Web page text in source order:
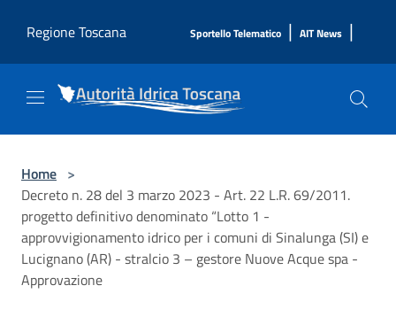
Regione Toscana
Sportello Telematico | AIT News |
Home >
Decreto n. 28 del 3 marzo 2023 - Art. 22 L.R. 69/2011.
progetto definitivo denominato “Lotto 1 -
approvvigionamento idrico per i comuni di Sinalunga (SI) e
Lucignano (AR) - stralcio 3 – gestore Nuove Acque spa -
Approvazione